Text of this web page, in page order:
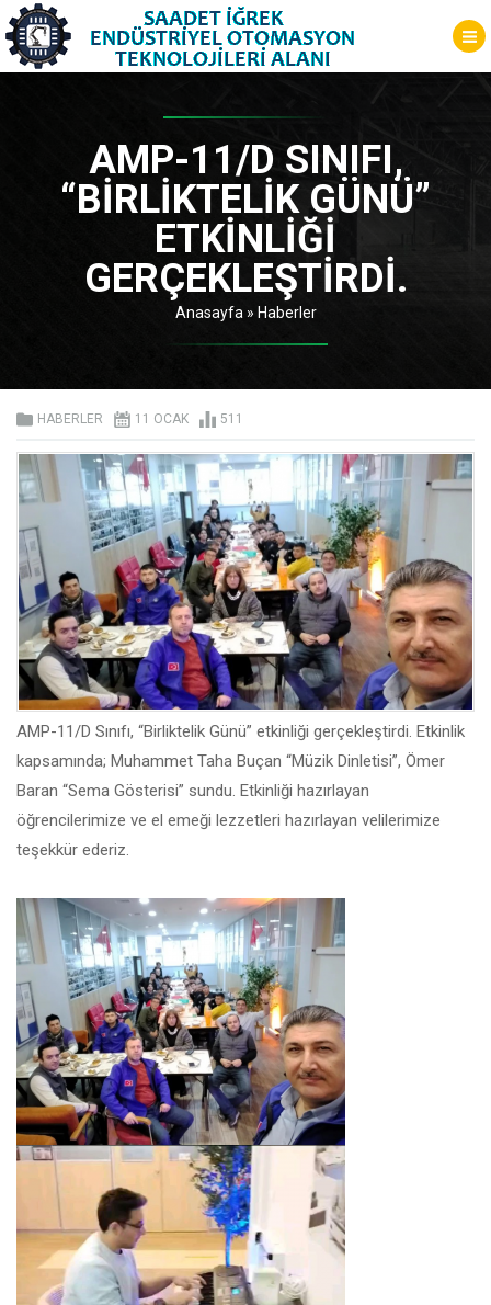
AMP-11/D SINIFI,
“BIRLIKTELIK GÜNÜ”
ETKINLIĞI
GERÇEKLEŞTIRDI.
Anasayfa » Haberler
HABERLER 11 OCAK 511
AMP-11/D Sınıfı, “Birliktelik Günü” etkinliği gerçekleştirdi. Etkinlik
kapsamında; Muhammet Taha Buçan “Müzik Dinletisi”, Ömer
Baran “Sema Gösterisi” sundu. Etkinliği hazırlayan
öğrencilerimize ve el emeği lezzetleri hazırlayan velilerimize
teşekkür ederiz.